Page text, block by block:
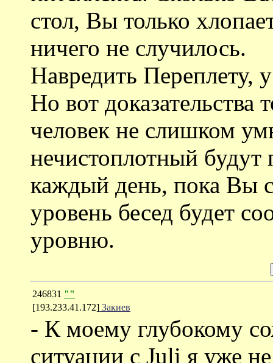
стол, Вы только
ничего не случилось.
Навредить Переплету,
Но вот
человек не слишком
нечистоплотный будут
каждый день, пока Вы
уровень бесед будет
уровню.
246831 ""
[193.233.41.172] Закиев
- К моему глубокому
ситуации с Juli я уже